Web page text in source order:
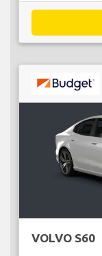
VOLVO S60